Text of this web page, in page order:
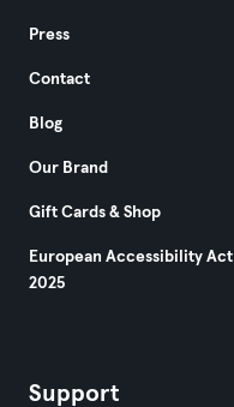
Press
Contact
Blog
Our Brand
Gift Cards & Shop
European Accessibility Act
2025
Support